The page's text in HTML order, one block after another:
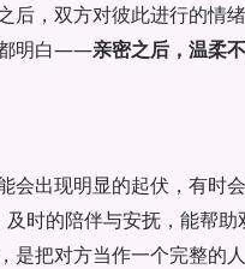
后，双方对彼此进行的情
都明白——亲密之后，温柔不
会出现明显的起伏，有时
时的陪伴与安抚，能帮助
是把对方当作一个完整的